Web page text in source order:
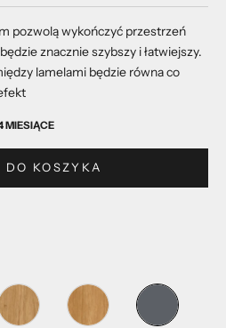
pozwolą wykończyć przestrzeń
znacznie szybszy i łatwiejszy.
lamelami będzie równa co
MIESIĄCE
DO KOSZYKA